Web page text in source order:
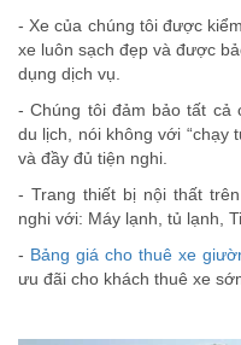
- Xe của chúng tôi được
xe luôn sạch đẹp và được
dụng dịch vụ.
- Chúng tôi đảm bảo tất cả
du lịch, nói không với “chạy
và đầy đủ tiện nghi.
- Trang thiết bị nội thất
nghi với: Máy lạnh, tủ lạnh,
- Bảng giá cho thuê xe
ưu đãi cho khách thuê xe